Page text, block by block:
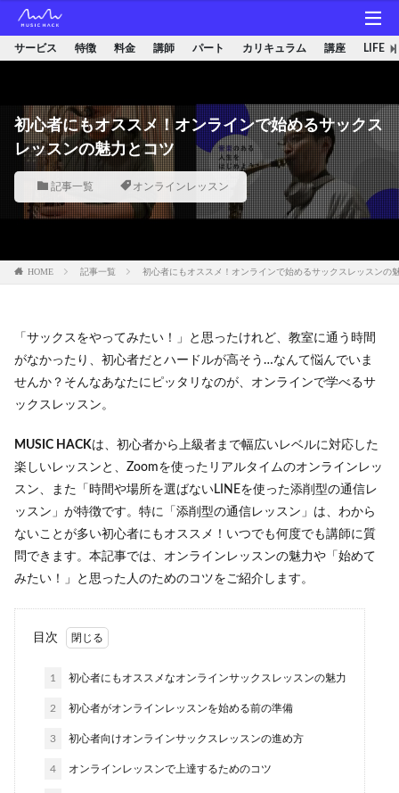
サービス 特徴 料金 講師 パート カリキュラム 講座 LIFE
初心者にもオススメ！オンラインで始めるサックス
レッスンの魅力とコツ
記事一覧 オンラインレッスン
HOME 記事一覧 初心者にもオススメ！オンラインで始めるサックスレッスンの
「サックスをやってみたい！」と思ったけれど、教室に通う時間
がなかったり、初心者だとハードルが高そう…なんて悩んでいま
せんか？そんなあなたにピッタリなのが、オンラインで学べるサ
ックスレッスン。
MUSIC HACKは、初心者から上級者まで幅広いレベルに対応した
楽しいレッスンと、Zoomを使ったリアルタイムのオンラインレッ
スン、また「時間や場所を選ばないLINEを使った添削型の通信レ
ッスン」が特徴です。特に「添削型の通信レッスン」は、わから
ないことが多い初心者にもオススメ！いつでも何度でも講師に質
問できます。本記事では、オンラインレッスンの魅力や「始めて
みたい！」と思った人のためのコツをご紹介します。
目次
1 初心者にもオススメなオンラインサックスレッスンの魅力
2 初心者がオンラインレッスンを始める前の準備
3 初心者向けオンラインサックスレッスンの進め方
4 オンラインレッスンで上達するためのコツ